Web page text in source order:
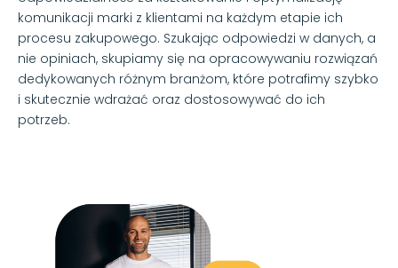
komunikacji marki z klientami na każdym etapie ich
procesu zakupowego. Szukając odpowiedzi w danych, a
nie opiniach, skupiamy się na opracowywaniu rozwiązań
dedykowanych różnym branżom, które potrafimy szybko
i skutecznie wdrażać oraz dostosowywać do ich
potrzeb.